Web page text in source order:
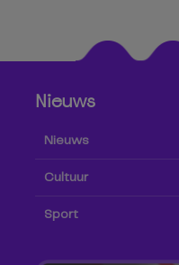
Nieuws
Nieuws
Cultuur
Sport